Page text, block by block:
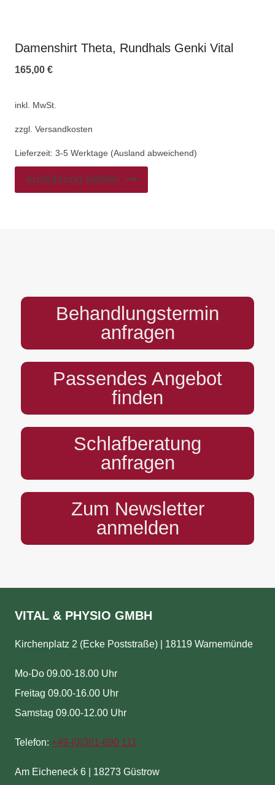
Damenshirt Theta, Rundhals Genki Vital
165,00 €
inkl. MwSt.
zzgl. Versandkosten
Lieferzeit: 3-5 Werktage (Ausland abweichend)
Ausführung wählen
Behandlungstermin
anfragen
Passendes Angebot
finden
Schlafberatung
anfragen
Zum Newsletter
anmelden
VITAL & PHYSIO GMBH
Kirchenplatz 2 (Ecke Poststraße) | 18119 Warnemünde
Mo-Do 09.00-18.00 Uhr
Freitag 09.00-16.00 Uhr
Samstag 09.00-12.00 Uhr
Telefon: +49-(0)381-690 111
Am Eicheneck 6 | 18273 Güstrow